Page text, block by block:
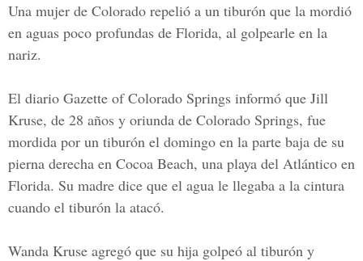
Una mujer de Colorado repelió a un tiburón que la mordió
en aguas poco profundas de Florida, al golpearle en la
nariz.
El diario Gazette of Colorado Springs informó que Jill
Kruse, de 28 años y oriunda de Colorado Springs, fue
mordida por un tiburón el domingo en la parte baja de su
pierna derecha en Cocoa Beach, una playa del Atlántico en
Florida. Su madre dice que el agua le llegaba a la cintura
cuando el tiburón la atacó.
Wanda Kruse agregó que su hija golpeó al tiburón y